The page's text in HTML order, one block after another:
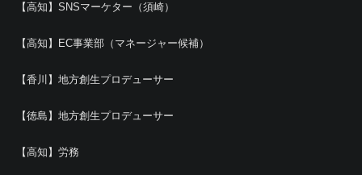
【高知】SNSマーケター（須崎）
【高知】EC事業部（マネージャー候補）
【香川】地方創生プロデューサー
【徳島】地方創生プロデューサー
【高知】労務